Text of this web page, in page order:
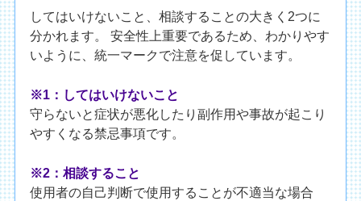
してはいけないこと、相談することの大きく2つに
分かれます。 安全性上重要であるため、わかりやす
いように、統一マークで注意を促しています。
※1：してはいけないこと
守らないと症状が悪化したり副作用や事故が起こり
やすくなる禁忌事項です。
※2：相談すること
使用者の自己判断で使用することが不適当な場合